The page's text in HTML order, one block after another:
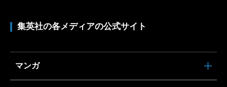
集英社の各メディアの公式サイト
マンガ